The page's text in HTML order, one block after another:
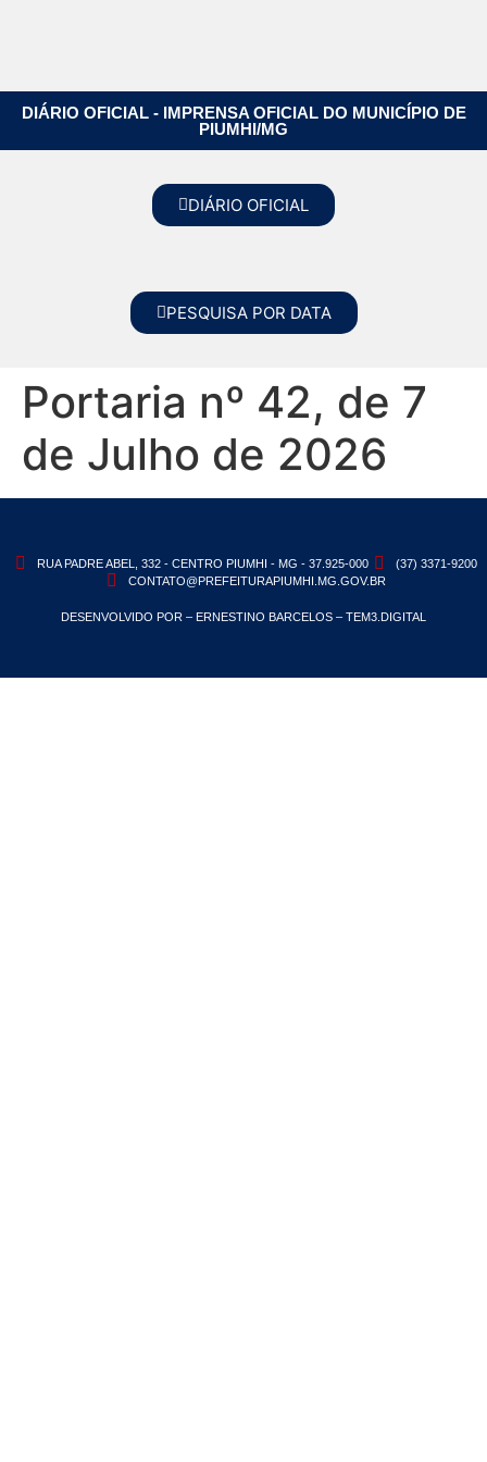
DIÁRIO OFICIAL - IMPRENSA OFICIAL DO MUNICÍPIO DE
PIUMHI/MG
DIÁRIO OFICIAL
PESQUISA POR DATA
Portaria nº 42, de 7
de Julho de 2026
RUA PADRE ABEL, 332 - CENTRO PIUMHI - MG - 37.925-000
(37) 3371-9200
CONTATO@PREFEITURAPIUMHI.MG.GOV.BR
DESENVOLVIDO POR – ERNESTINO BARCELOS – TEM3.DIGITAL